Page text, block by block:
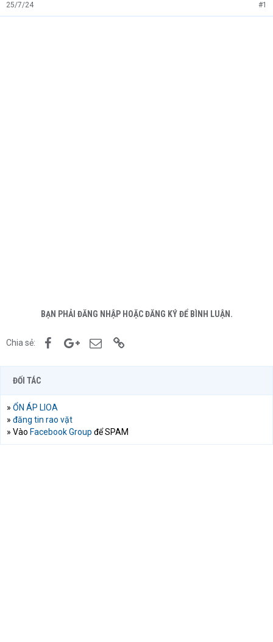
25/7/24 #1
BẠN PHẢI ĐĂNG NHẬP HOẶC ĐĂNG KÝ ĐỂ BÌNH LUẬN.
Chia sẻ: FacebookGoogle+Email
ĐỐI TÁC
» ỔN ÁP LIOA
» đăng tin rao vặt
» Vào Facebook Group để SPAM